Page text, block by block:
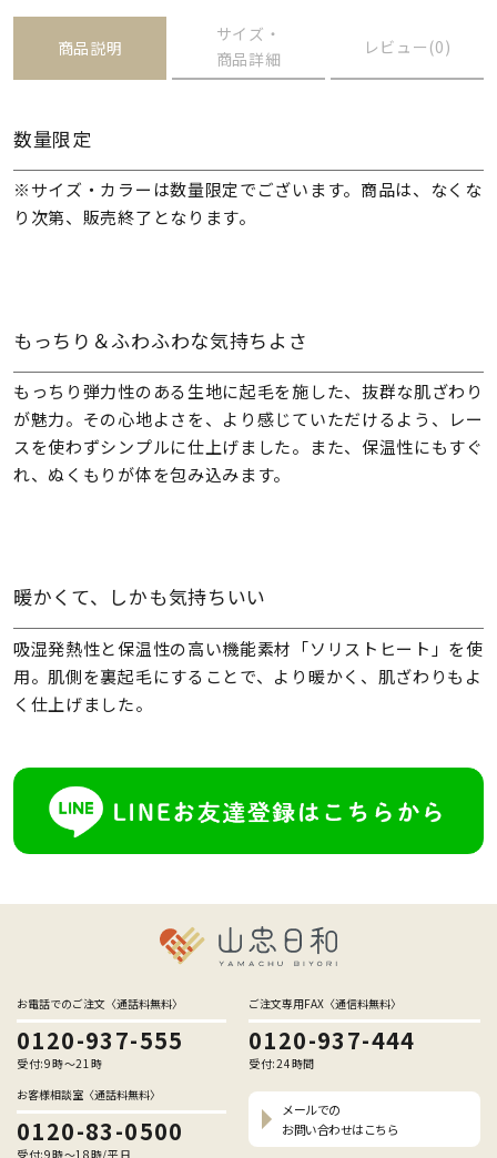
商品説明
サイズ・
商品詳細
レビュー(0)
数量限定
※サイズ・カラーは数量限定でございます。商品は、なくな
り次第、販売終了となります。
もっちり＆ふわふわな気持ちよさ
もっちり弾力性のある生地に起毛を施した、抜群な肌ざわり
が魅力。その心地よさを、より感じていただけるよう、レー
スを使わずシンプルに仕上げました。また、保温性にもすぐ
れ、ぬくもりが体を包み込みます。
暖かくて、しかも気持ちいい
吸湿発熱性と保温性の高い機能素材「ソリストヒート」を使
用。肌側を裏起毛にすることで、より暖かく、肌ざわりもよ
く仕上げました。
お電話でのご注文〈通話料無料〉
0120-937-555
受付:9時〜21時
ご注文専用FAX〈通信料無料〉
0120-937-444
受付:24時間
お客様相談室〈通話料無料〉
0120-83-0500
受付:9時〜18時/平日
メールでの
お問い合わせはこちら